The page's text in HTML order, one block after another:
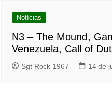
Notícias
N3 – The Mound,
Venezuela, Call of
Sgt Rock 1967 14 de